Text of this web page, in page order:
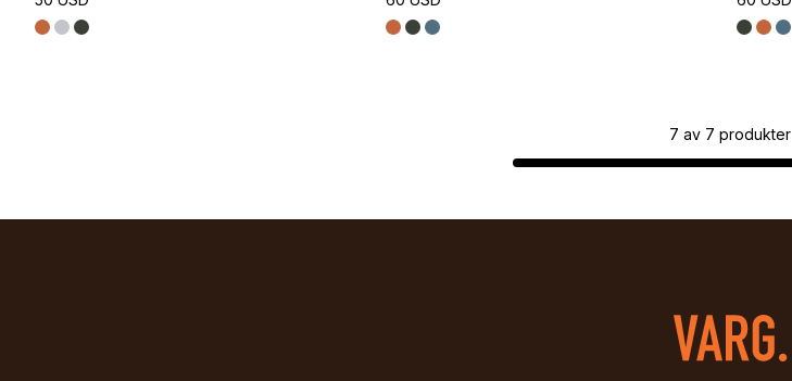
7 av 7 produkter